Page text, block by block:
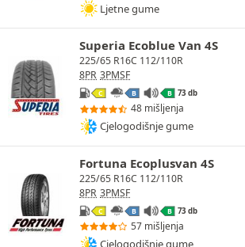
Ljetne gume
Superia Ecoblue Van 4S
225/65 R16C 112/110R
8PR 3PMSF
C B B 73 db
48 mišljenja
Cjelogodišnje gume
Fortuna Ecoplusvan 4S
225/65 R16C 112/110R
8PR 3PMSF
C B B 73 db
57 mišljenja
Cjelogodišnje gume